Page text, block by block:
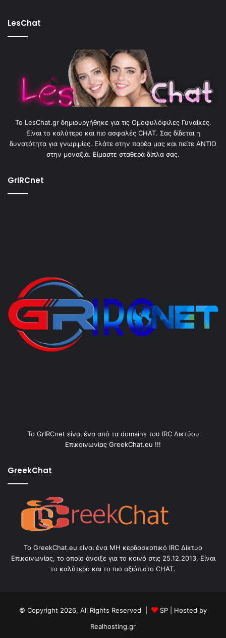
LesChat
To LesChat.gr δημιουργήθηκε για τις Ομοφυλόφιλες Γυναίκες.
Είναι το καλύτερο και πιο ασφαλές CHAT. Σας δίδεται η
δυνατότητα για γνωριμίες. Ελάτε στην παρέα μας και πείτε ΑΝΤΙΟ
στην μοναξιά. Είμαστε σταθερά δίπλα σας.
GrIRCnet
Το GrIRCnet είναι ένα από τα domains του IRC Δικτύου
Επικοινωνίας GreekChat.eu !!!
GreekChat
Το GreekChat.eu είναι ένα ΜΗ κερδοσκοπικό IRC Δίκτυο
Επικοινωνίας, το οποίο άνοιξε για το κοινό στις 25.12.2013. Είναι
το καλύτερο και το πιο αξιόπιστο CHAT.
© Copyright 2026, All Rights Reserved | SP | Hosted by
Realhosting.gr